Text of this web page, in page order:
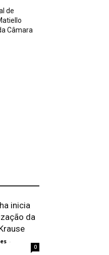
de
Câmara
inicia
da
-
0